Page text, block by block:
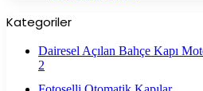
Kategoriler
Dairesel Açılan Bahçe Kapı
2